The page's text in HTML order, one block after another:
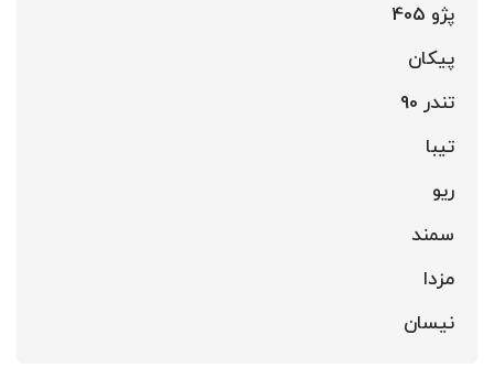
پژو 405
پیکان
تندر 90
تیبا
ریو
سمند
مزدا
نیسان